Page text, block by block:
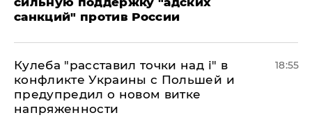
санкций" против России
Кулеба "расставил точки над і" в
конфликте Украины с Польшей и
предупредил о новом витке
напряженности
18:55